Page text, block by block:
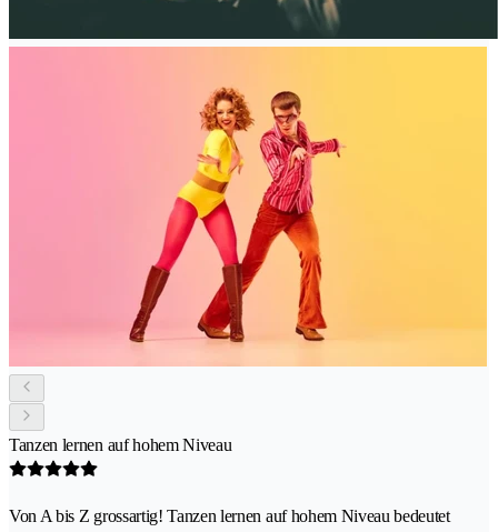
Tanzen lernen auf hohem Niveau
Von A bis Z grossartig! Tanzen lernen auf hohem Niveau bedeutet